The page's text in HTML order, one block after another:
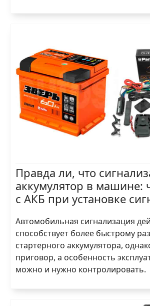
Правда ли, что
аккумулятор в машине:
с АКБ при установке
Автомобильная сигнализация
способствует более быстрому
стартерного аккумулятора,
приговор, а особенность
можно и нужно контролировать.